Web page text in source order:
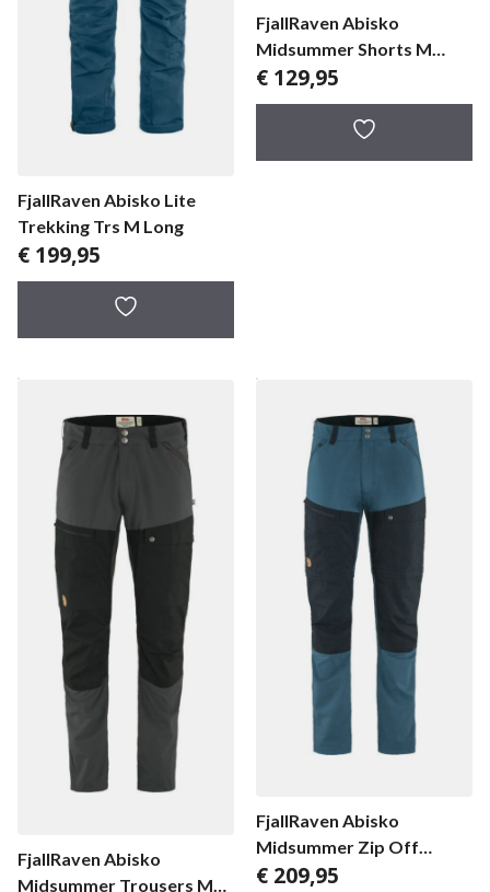
FjallRaven Abisko Lite
Trekking Trs M Long
€ 199,95
FjallRaven Abisko
Midsummer Shorts M
herenbroek
€ 129,95
FjallRaven Abisko
Midsummer Trousers M
FjallRaven Abisko
Midsummer Zip Off
Trousers herenbroek
€ 209,95